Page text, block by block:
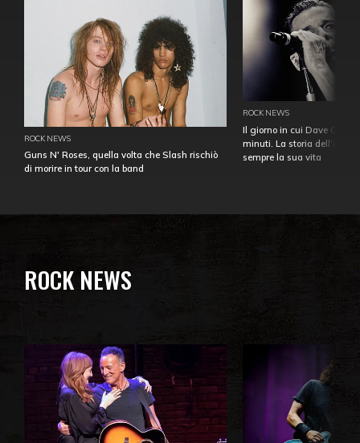
ROCK NEWS
Guns N' Roses, quella volta che Slash rischiò
di morire in tour con la band
ROCK NEWS
Il giorno in cui Dave
minuti. La storia
sempre la sua vita
ROCK NEWS